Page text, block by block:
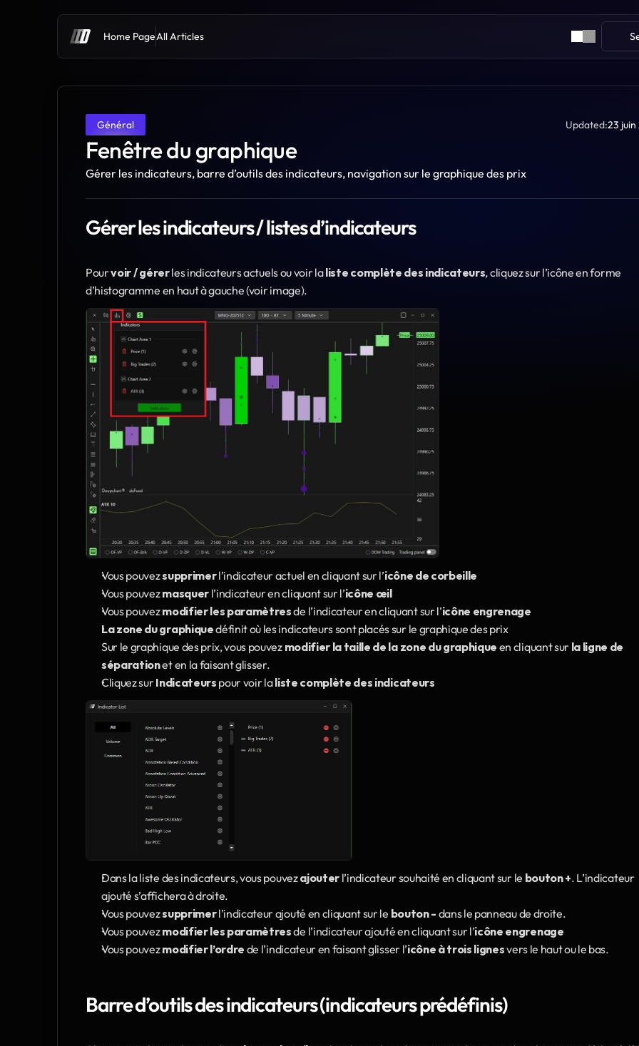
Home PageAll Articles
Général Updated:23
Fenêtre du graphique
Gérer les indicateurs, barre d’outils des indicateurs, navigation sur le graphique des prix
Gérer les indicateurs / listes d’indicateurs
Pour voir / gérer les indicateurs actuels ou voir la liste complète des indicateurs, cliquez sur l’icône en forme
d’histogramme en haut à gauche (voir image).
Vous pouvez supprimer l’indicateur actuel en cliquant sur l’icône de corbeille
Vous pouvez masquer l’indicateur en cliquant sur l’icône œil
Vous pouvez modifier les paramètres de l’indicateur en cliquant sur l’icône engrenage
La zone du graphique définit où les indicateurs sont placés sur le graphique des prix
Sur le graphique des prix, vous pouvez modifier la taille de la zone du graphique en cliquant sur la ligne de
séparation et en la faisant glisser.
Cliquez sur Indicateurs pour voir la liste complète des indicateurs
Dans la liste des indicateurs, vous pouvez ajouter l’indicateur souhaité en cliquant sur le bouton +. L’indicateur
ajouté s’affichera à droite.
Vous pouvez supprimer l’indicateur ajouté en cliquant sur le bouton - dans le panneau de droite.
Vous pouvez modifier les paramètres de l’indicateur ajouté en cliquant sur l’icône engrenage
Vous pouvez modifier l’ordre de l’indicateur en faisant glisser l’icône à trois lignes vers le haut ou le bas.
Barre d’outils des indicateurs (indicateurs prédéfinis)